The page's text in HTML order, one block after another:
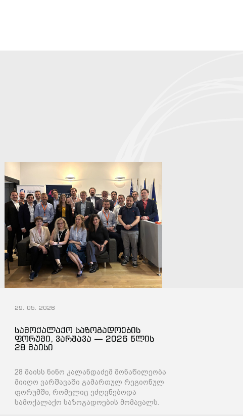
29. 05. 2026
სამოქალაქო საზოგადოების
ფორუმი, ვარშავა — 2026 წლის
28 მაისი
28 მაისს ნინო კალანდაძემ მონაწილეობა
მიიღო ვარშავაში გამართულ რეგიონულ
ფორუმში, რომელიც ეძღვნებოდა
სამოქალაქო საზოგადოების მომავალს.